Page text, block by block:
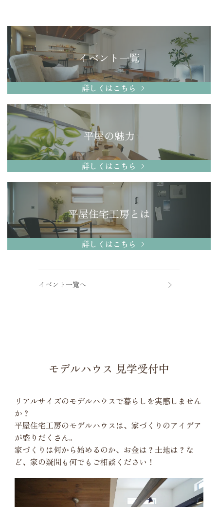
イベント一覧
詳しくはこちら
平屋の魅力
詳しくはこちら
平屋住宅工房とは
詳しくはこちら
イベント一覧へ
モデルハウス 見学受付中
リアルサイズのモデルハウスで暮らしを実感しません
か？
平屋住宅工房のモデルハウスは、家づくりのアイデア
が盛りだくさん。
家づくりは何から始めるのか、お金は？土地は？な
ど、家の疑問も何でもご相談ください！